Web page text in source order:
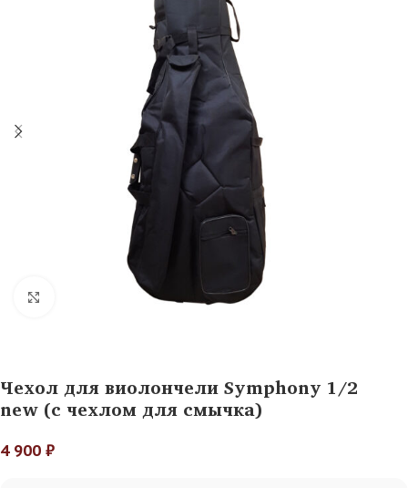
Нажмите, чтобы увеличить
Чехол для виолончели Symphony 1/2
new (с чехлом для смычка)
4 900 ₽